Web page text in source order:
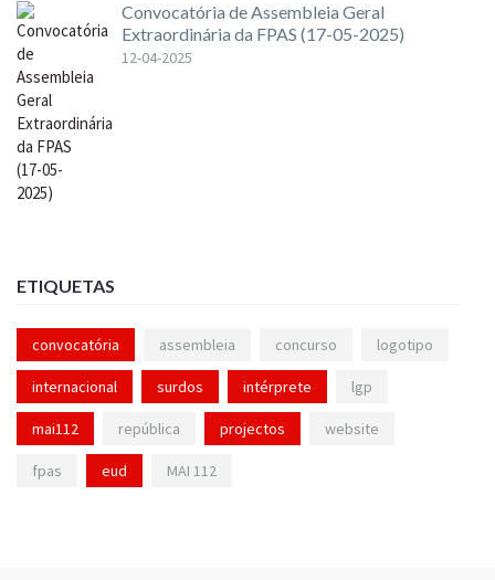
Convocatória de Assembleia Geral
Extraordinária da FPAS (17-05-2025)
12-04-2025
ETIQUETAS
convocatória assembleia concurso logotipo
internacional surdos intérprete lgp
mai112 república projectos website
fpas eud MAI 112